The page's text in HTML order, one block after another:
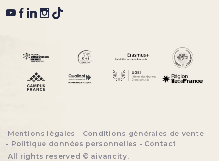
Menu bottom footer
Mentions légales
Conditions générales de vente
Politique données personnelles
Contact
All rights reserved © aivancity.